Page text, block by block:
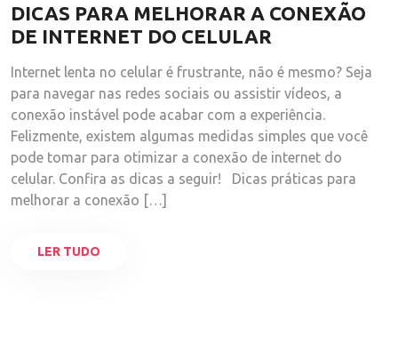
DICAS PARA MELHORAR A CONEXÃO
DE INTERNET DO CELULAR
Internet lenta no celular é frustrante, não é mesmo? Seja
para navegar nas redes sociais ou assistir vídeos, a
conexão instável pode acabar com a experiência.
Felizmente, existem algumas medidas simples que você
pode tomar para otimizar a conexão de internet do
celular. Confira as dicas a seguir! Dicas práticas para
melhorar a conexão […]
LER TUDO